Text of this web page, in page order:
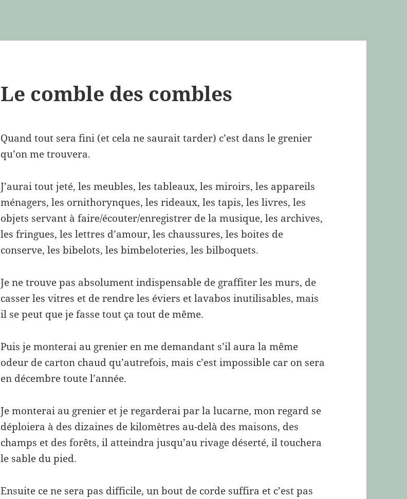
Le comble des combles
Quand tout sera fini (et cela ne saurait tarder) c’est dans le grenier
qu’on me trouvera.
J’aurai tout jeté, les meubles, les tableaux, les miroirs, les appareils
ménagers, les ornithorynques, les rideaux, les tapis, les livres, les
objets servant à faire/écouter/enregistrer de la musique, les archives,
les fringues, les lettres d’amour, les chaussures, les boites de
conserve, les bibelots, les bimbeloteries, les bilboquets.
Je ne trouve pas absolument indispensable de graffiter les murs, de
casser les vitres et de rendre les éviers et lavabos inutilisables, mais
il se peut que je fasse tout ça tout de même.
Puis je monterai au grenier en me demandant s’il aura la même
odeur de carton chaud qu’autrefois, mais c’est impossible car on sera
en décembre toute l’année.
Je monterai au grenier et je regarderai par la lucarne, mon regard se
déploiera à des dizaines de kilomètres au-delà des maisons, des
champs et des forêts, il atteindra jusqu’au rivage déserté, il touchera
le sable du pied.
Ensuite ce ne sera pas difficile, un bout de corde suffira et c’est pas